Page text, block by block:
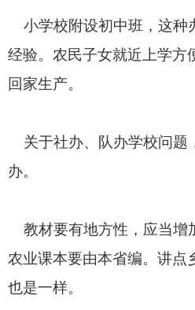
小学校附设初中班，这种
经验。农民子女就近上学方
回家生产。
关于社办、队办学校问题
办。
教材要有地方性，应当增
农业课本要由本省编。讲点
也是一样。